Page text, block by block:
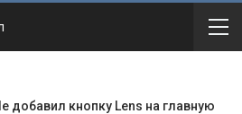
добавил кнопку Lens на главную